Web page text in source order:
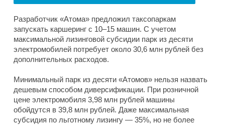
Разработчик «Атома» предложил таксопаркам
запускать каршеринг с 10–15 машин. С учетом
максимальной лизинговой субсидии парк из десяти
электромобилей потребует около 30,6 млн рублей без
дополнительных расходов.
Минимальный парк из десяти «Атомов» нельзя назвать
дешевым способом диверсификации. При розничной
цене электромобиля 3,98 млн рублей машины
обойдутся в 39,8 млн рублей. Даже максимальная
субсидия по льготному лизингу — 35%, но не более